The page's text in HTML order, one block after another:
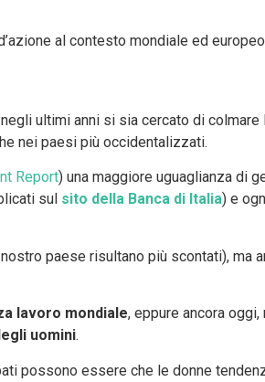
al contesto mondiale ed
ultimi anni si sia cercato di
nei paesi più occidentalizzati.
Report) una maggiore uguaglianza di
sul sito della Banca di Italia) e
paese risultano più scontati), ma
lavoro mondiale, eppure ancora
uomini.
possono essere che le donne